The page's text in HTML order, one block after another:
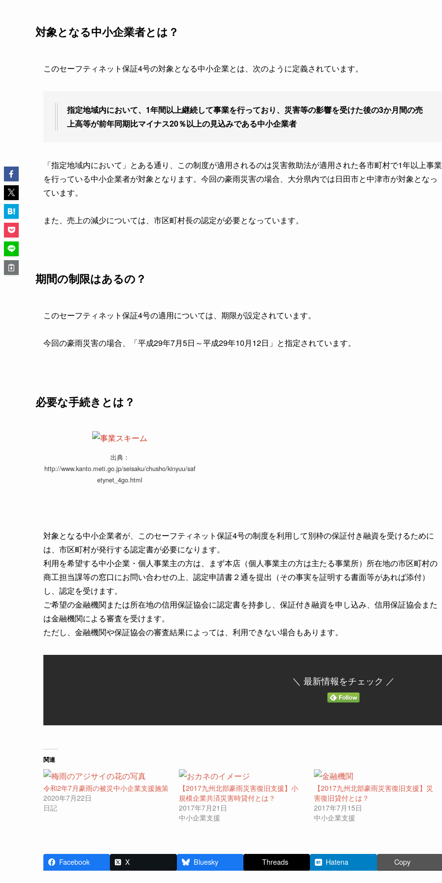
対象となる中小企業者とは？
このセーフティネット保証4号の対象となる中小企業とは、次のように定義されています。
指定地域内において、1年間以上継続して事業を行っており、災害等の影響を受けた後の3か月間の売
上高等が前年同期比マイナス20％以上の見込みである中小企業者
「指定地域内において」とある通り、この制度が適用されるのは災害救助法が適用された各市町村で1年以上事業
を行っている中小企業者が対象となります。今回の豪雨災害の場合、大分県内では日田市と中津市が対象となっ
ています。
また、売上の減少については、市区町村長の認定が必要となっています。
期間の制限はあるの？
このセーフティネット保証4号の適用については、期限が設定されています。
今回の豪雨災害の場合、「平成29年7月5日～平成29年10月12日」と指定されています。
必要な手続きとは？
出典：
http://www.kanto.meti.go.jp/seisaku/chusho/kinyuu/saf
etynet_4go.html
対象となる中小企業者が、このセーフティネット保証4号の制度を利用して別枠の保証付き融資を受けるために
は、市区町村が発行する認定書が必要になります。
利用を希望する中小企業・個人事業主の方は、まず本店（個人事業主の方は主たる事業所）所在地の市区町村の
商工担当課等の窓口にお問い合わせの上、認定申請書２通を提出（その事実を証明する書面等があれば添付）
し、認定を受けます。
ご希望の金融機関または所在地の信用保証協会に認定書を持参し、保証付き融資を申し込み、信用保証協会また
は金融機関による審査を受けます。
ただし、金融機関や保証協会の審査結果によっては、利用できない場合もあります。
＼ 最新情報をチェック ／
関連
令和2年7月豪雨の被災中小企業支援施策
2020年7月22日
日記
【2017九州北部豪雨災害復旧支援】小
規模企業共済災害時貸付とは？
2017年7月21日
中小企業支援
【2017九州北部豪雨災害復旧支援】災
害復旧貸付とは？
2017年7月15日
中小企業支援
Facebook X Bluesky Threads Hatena Copy